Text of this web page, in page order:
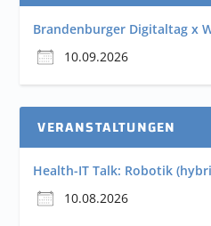
Brandenburger Digitaltag x
10.09.2026
VERANSTALTUNGEN
Health-IT Talk: Robotik
10.08.2026